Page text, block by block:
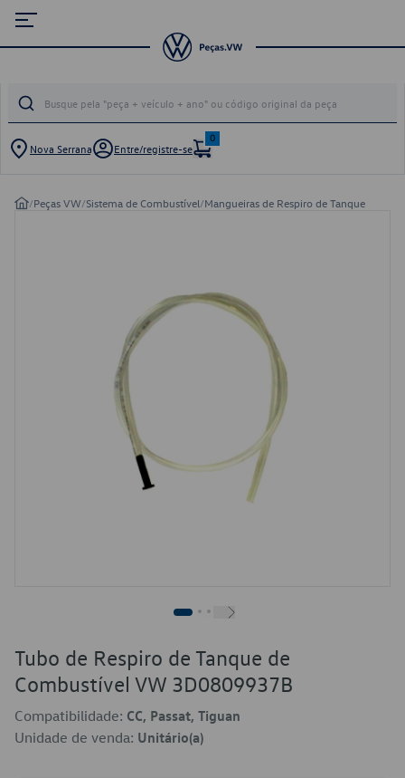
Nova Serrana Entre/registre-se
0
/Peças VW/Sistema de Combustível/Mangueiras de Respiro de Tanque
Tubo de Respiro de Tanque de
Combustível VW 3D0809937B
Compatibilidade: CC, Passat, Tiguan
Unidade de venda: Unitário(a)